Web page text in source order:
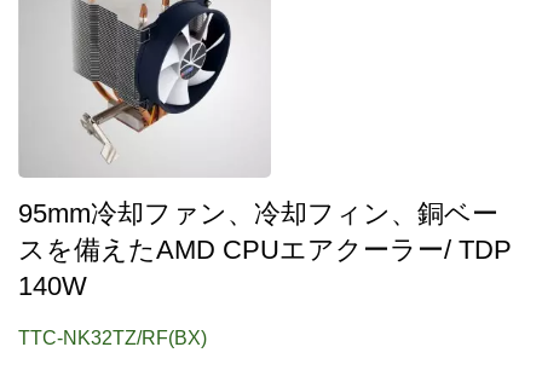
95mm冷却ファン、冷却フィン、銅ベー
スを備えたAMD CPUエアクーラー/ TDP
140W
TTC-NK32TZ/RF(BX)